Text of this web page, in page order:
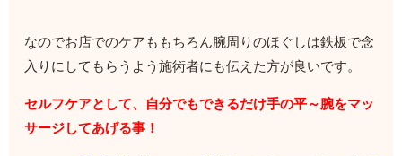
なのでお店でのケアももちろん腕周りのほぐしは鉄板で念
入りにしてもらうよう施術者にも伝えた方が良いです。
セルフケアとして、自分でもできるだけ手の平～腕をマッ
サージしてあげる事！